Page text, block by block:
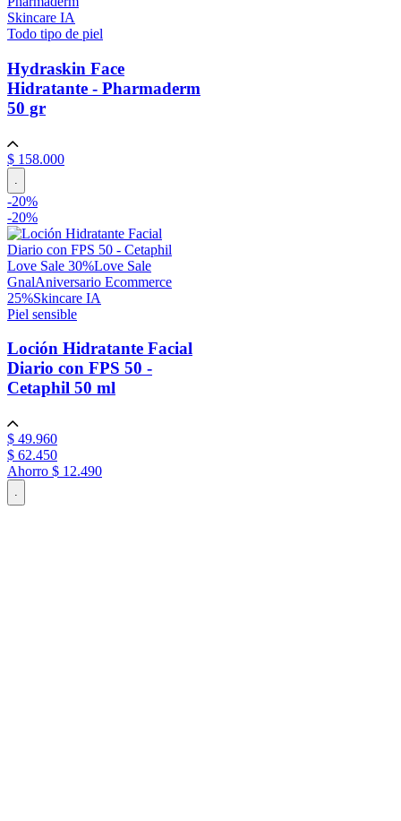
Skincare IA
Todo tipo de piel
Hydraskin Face
Hidratante - Pharmaderm
50 gr
$ 158.000
.
-20%
-20%
Love Sale 30%Love Sale
GnalAniversario Ecommerce
25%Skincare IA
Piel sensible
Loción Hidratante Facial
Diario con FPS 50 -
Cetaphil 50 ml
$ 49.960
$ 62.450
Ahorro $ 12.490
.